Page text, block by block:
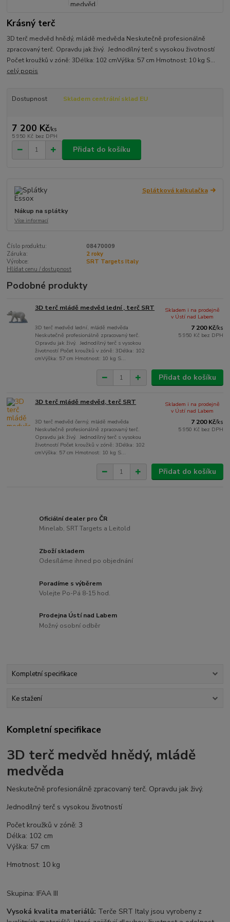
Krásný terč
3D terč medvěd hnědý, mládě medvěda Neskutečně profesionálně
zpracovaný terč. Opravdu jak živý. Jednodílný terč s vysokou životností
Počet kroužků v zóně: 3Délka: 102 cmVýška: 57 cm Hmotnost: 10 kg S...
celý popis
Dostupnost Skladem centrální sklad EU
7 200 Kč/ks
5 950 Kč bez DPH
Přidat do košíku
Splátková kalkulačka
Nákup na splátky
Více informací
Číslo produktu:
08470009
Záruka:
2 roky
Výrobce:
SRT Targets Italy
Hlídat cenu / dostupnost
Podobné produkty
3D terč mládě medvěd lední , terč SRT
3D terč medvěd lední, mládě medvěda
Neskutečně profesionálně zpracovaný terč.
Opravdu jak živý. Jednodílný terč s vysokou
životností Počet kroužků v zóně: 3Délka: 102
cmVýška: 57 cm Hmotnost: 10 kg S...
7 200 Kč/ks
5 950 Kč bez DPH
Skladem i na prodejně
v Ústí nad Labem
Přidat do košíku
3D terč mládě medvěd, terč SRT
3D terč medvěd černý, mládě medvěda
Neskutečně profesionálně zpracovaný terč.
Opravdu jak živý. Jednodílný terč s vysokou
životností Počet kroužků v zóně: 3Délka: 102
cmVýška: 57 cm Hmotnost: 10 kg S...
7 200 Kč/ks
5 950 Kč bez DPH
Skladem i na prodejně
v Ústí nad Labem
Přidat do košíku
Oficiální dealer pro ČR
Minelab, SRT Targets a Leitold
Zboží skladem
Odesíláme ihned po objednání
Poradíme s výběrem
Volejte Po-Pá 8-15 hod.
Prodejna Ústí nad Labem
Možný osobní odběr
Kompletní specifikace
Ke stažení
Kompletní specifikace
3D terč medvěd hnědý, mládě
medvěda
Neskutečně profesionálně zpracovaný terč. Opravdu jak živý.
Jednodílný terč s vysokou životností
Počet kroužků v zóně: 3
Délka: 102 cm
Výška: 57 cm
Hmotnost: 10 kg
Skupina: IFAA III
Vysoká kvalita materiálů: Terče SRT Italy jsou vyrobeny z